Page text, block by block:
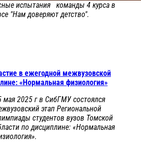
испытания команды 4 курса в
"Нам доверяют детство".
в ежегодной межвузовской
«Нормальная физиология»
мая 2025 г в СибГМУ состоялся
этап Региональной
студентов вузов Томской
по дисциплине: «Нормальная